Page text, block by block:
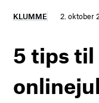
KLUMME 2. oktober
5 tips til